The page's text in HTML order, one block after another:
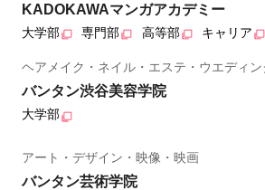
KADOKAWAマンガアカデミー
大学部 専門部 高等部 キャリア
ヘアメイク・ネイル・エステ・ウエディン
バンタン渋谷美容学院
大学部
アート・デザイン・映像・映画
バンタン芸術学院